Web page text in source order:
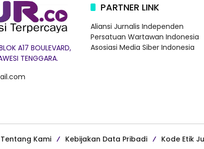
A17 BOULEVARD,
TENGGARA.
PARTNER LINK
Aliansi Jurnalis Independen
Persatuan Wartawan Indonesia
Asosiasi Media Siber Indonesia
Tentang Kami Kebijakan Data Pribadi Kode Etik